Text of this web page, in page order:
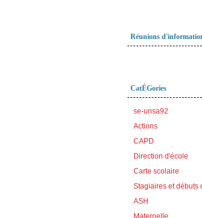
Réunions
CatÉGories
se-unsa92
Actions
CAPD
Direction d'école
Carte scolaire
Stagiaires et débuts
ASH
Maternelle